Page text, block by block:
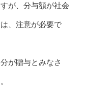
が、分与額が社会
、注意が必要で
が贈与とみなさ